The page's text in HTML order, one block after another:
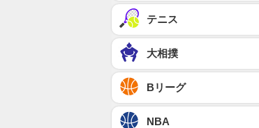
テニス
大相撲
Bリーグ
NBA